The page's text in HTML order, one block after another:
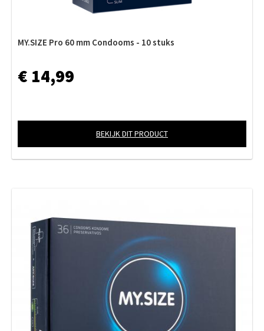
MY.SIZE Pro 60 mm Condooms - 10 stuks
€ 14,99
BEKIJK DIT PRODUCT